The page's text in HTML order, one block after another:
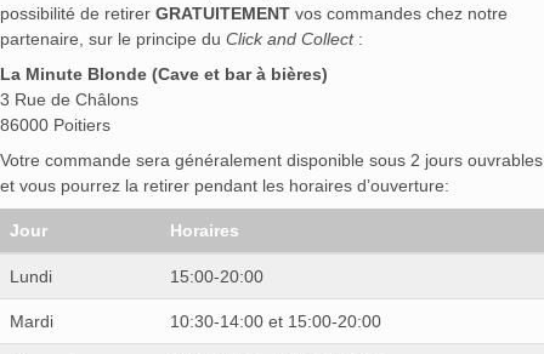
possibilité de retirer GRATUITEMENT vos commandes chez notre
partenaire, sur le principe du Click and Collect:
La Minute Blonde (Cave et bar à bières)
3 Rue de Châlons
86000 Poitiers
Votre commande sera généralement disponible sous 2 jours ouvrables
et vous pourrez la retirer pendant les horaires d’ouverture:
Jour Horaires
Lundi 15:00-20:00
Mardi 10:30-14:00 et 15:00-20:00